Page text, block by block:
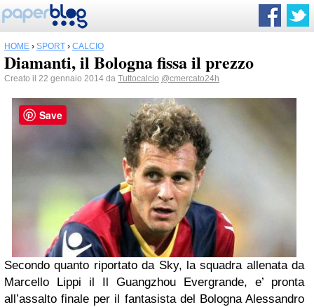
HOME › SPORT › CALCIO
Diamanti, il Bologna fissa il prezzo
Creato il 22 gennaio 2014 da Tuttocalcio @cmercato24h
Secondo quanto riportato da Sky, la squadra allenata da
Marcello Lippi il Il Guangzhou Evergrande, e’ pronta
all’assalto finale per il fantasista del Bologna Alessandro
Save